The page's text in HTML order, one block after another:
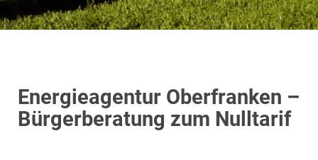
Energieagentur Oberfranken –
Bürgerberatung zum Nulltarif